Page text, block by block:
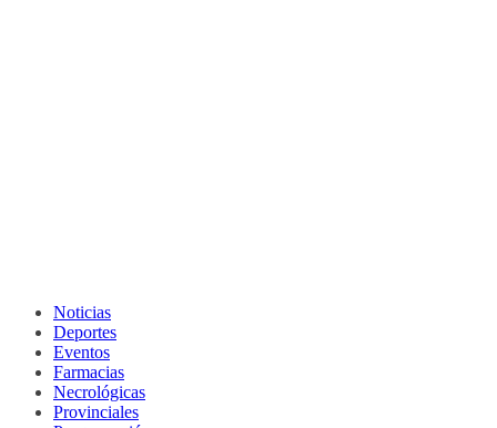
Noticias
Deportes
Eventos
Farmacias
Necrológicas
Provinciales